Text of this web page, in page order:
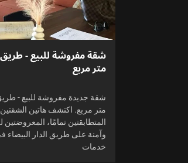
متر مربع
متر مربع. اكتشف هاتين الشقتين
المتطابقتين تمامًا، المعروضتين
وآمنة على طريق الدار
خدمات